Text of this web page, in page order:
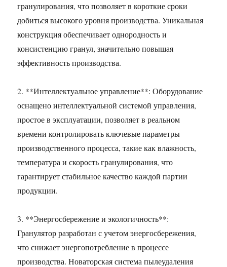
гранулирования, что позволяет в короткие сроки
добиться высокого уровня производства. Уникальная
конструкция обеспечивает однородность и
консистенцию гранул, значительно повышая
эффективность производства.
2. **Интеллектуальное управление**: Оборудование
оснащено интеллектуальной системой управления,
простое в эксплуатации, позволяет в реальном
времени контролировать ключевые параметры
производственного процесса, такие как влажность,
температура и скорость гранулирования, что
гарантирует стабильное качество каждой партии
продукции.
3. **Энергосбережение и экологичность**:
Гранулятор разработан с учетом энергосбережения,
что снижает энергопотребление в процессе
производства. Новаторская система пылеудаления